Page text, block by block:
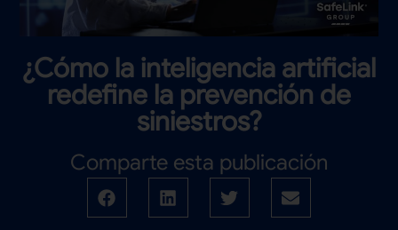
¿Cómo la inteligencia artificial
redefine la prevención de
siniestros?
Comparte esta publicación